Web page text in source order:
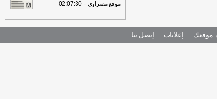
موقع مصراوي -
02:07:30
موقعك إعلانات إتصل بنا